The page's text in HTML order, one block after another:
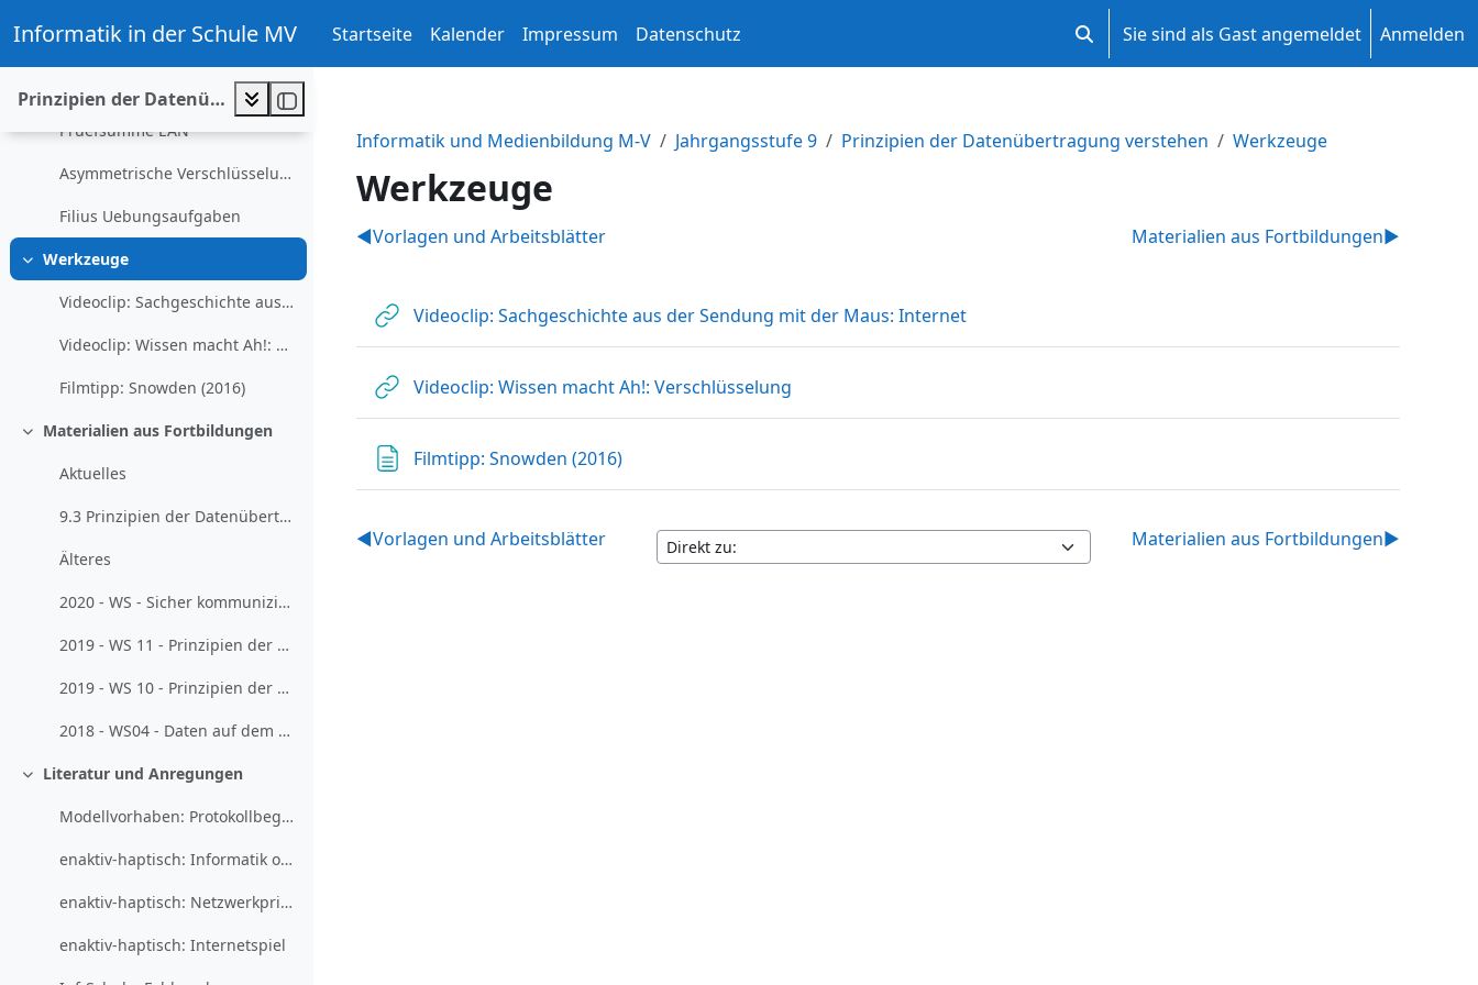
Informatik in der Schule MV Startseite Kalender Impressum Datenschutz Sucheingabe umschalten
Sie sind als Gast angemeldet Anmelden
Prinzipien der Datenübertragung verstehen
Berechnung der Prüfsumme mit einer Kalkulationstabelle
Dampflok 99 3223
Pruefsumme EAN
Asymmetrische Verschlüsselung
Filius Uebungsaufgaben
Einklappen
Werkzeuge
Videoclip: Sachgeschichte aus der Sendung mit der Maus: Internet
Videoclip: Wissen macht Ah!: Verschlüsselung
Filmtipp: Snowden (2016)
Einklappen
Materialien aus Fortbildungen
Aktuelles
9.3 Prinzipien der Datenübertragung verstehen (2020-12-09)
Älteres
2020 - WS - Sicher kommunizieren (asymmetrische Verschlüsselung)
2019 - WS 11 - Prinzipien der Datenübertragung
2019 - WS 10 - Prinzipien der Datenübertragung
2018 - WS04 - Daten auf dem Weg durchs Internet begleiten
Einklappen
Literatur und Anregungen
Modellvorhaben: Protokollbegriff enaktiv-haptisch
enaktiv-haptisch: Informatik ohne Stecker - Netzwerke verstehen
enaktiv-haptisch: Netzwerkprinzipien visualisieren
enaktiv-haptisch: Internetspiel
Informatik und Medienbildung M-V Jahrgangsstufe 9 Prinzipien der Datenübertragung verstehen Werkzeuge
Werkzeuge
Abschnittsübersicht
◀︎Vorlagen und Arbeitsblätter Materialien aus Fortbildungen▶︎
Videoclip: Sachgeschichte aus der Sendung mit der Maus: InternetLink/URL
Videoclip: Wissen macht Ah!: Verschlüsselung
Filmtipp: Snowden (2016)Textseite
◀︎Vorlagen und Arbeitsblätter Materialien aus Fortbildungen▶︎